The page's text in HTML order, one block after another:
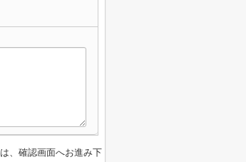
、確認画面へお進み下